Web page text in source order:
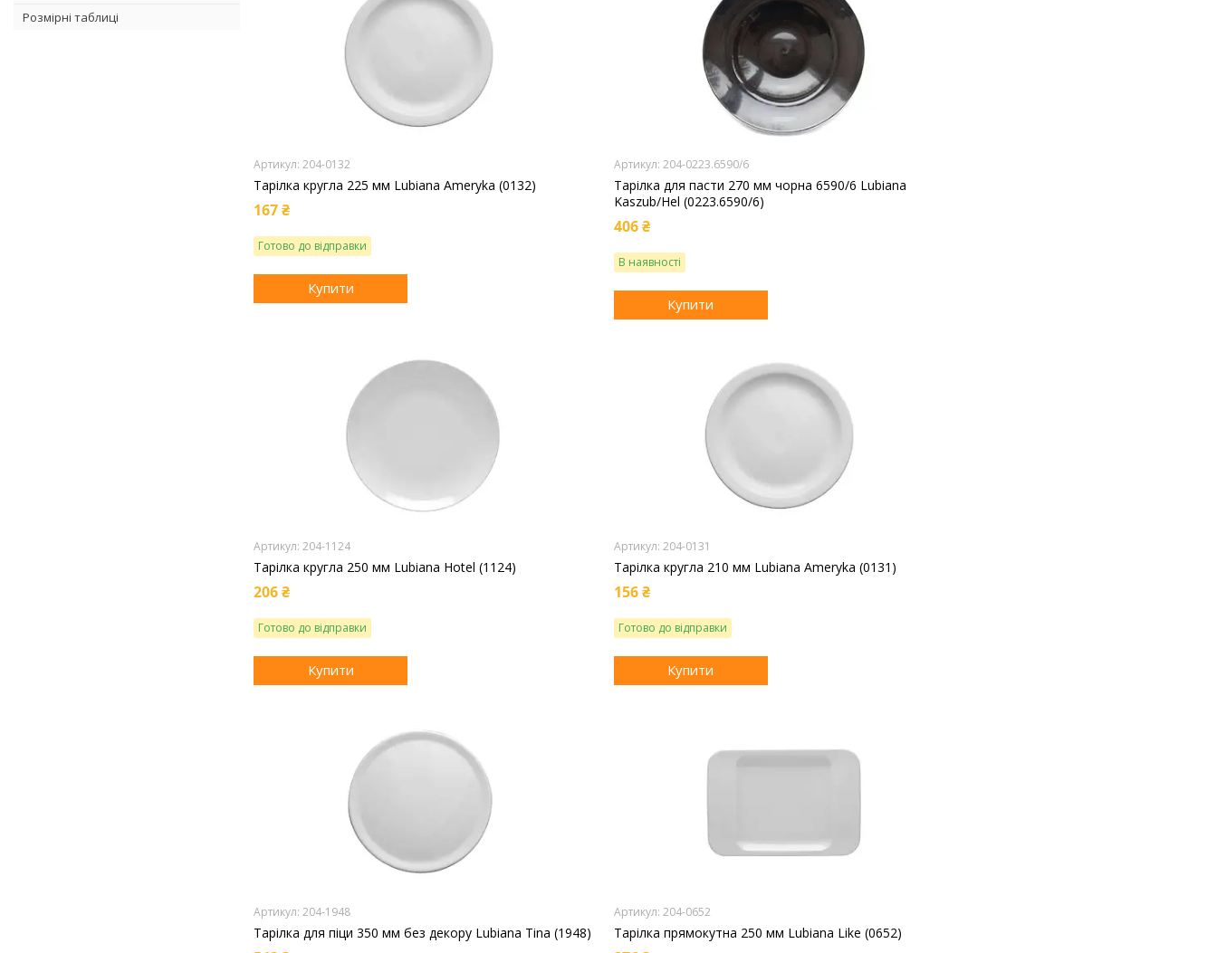
Розмірні таблиці
204-0132
Тарілка кругла 225 мм Lubiana Ameryka (0132)
167 ₴
Готово до відправки
Купити
204-0223.6590/6
Тарілка для пасти 270 мм чорна 6590/6 Lubiana
Kaszub/Hel (0223.6590/6)
406 ₴
В наявності
Купити
204-1124
Тарілка кругла 250 мм Lubiana Hotel (1124)
206 ₴
Готово до відправки
Купити
204-0131
Тарілка кругла 210 мм Lubiana Ameryka (0131)
156 ₴
Готово до відправки
Купити
204-1948
Тарілка для піци 350 мм без декору Lubiana Tina (1948)
204-0652
Тарілка прямокутна 250 мм Lubiana Like (0652)